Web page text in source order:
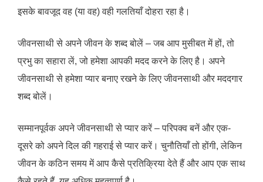
इसके बावजूद वह (या वह) वही गलतियाँ दोहरा रहा है।
जीवनसाथी से अपने जीवन के शब्द बोलें – जब आप मुसीबत में हों, तो
प्रभु का सहारा लें, जो हमेशा आपकी मदद करने के लिए है। अपने
जीवनसाथी से हमेशा प्यार बनाए रखने के लिए जीवनसाथी और मददगार
शब्द बोलें।
सम्मानपूर्वक अपने जीवनसाथी से प्यार करें – परिपक्व बनें और एक-
दूसरे को अपने दिल की गहराई से प्यार करें। चुनौतियाँ तो होंगी, लेकिन
जीवन के कठिन समय में आप कैसे प्रतिक्रिया देते हैं और आप एक साथ